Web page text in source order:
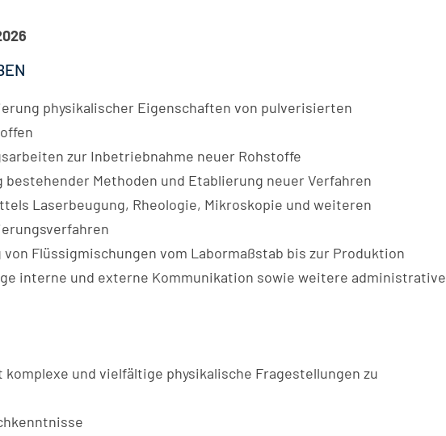
physikalischer Eigenschaften von pulverisierten
zur Inbetriebnahme neuer Rohstoffe
bestehender Methoden und Etablierung neuer Verfahren
Laserbeugung, Rheologie, Mikroskopie und weiteren
Flüssigmischungen vom Labormaßstab bis zur Produktion
interne und externe Kommunikation sowie weitere administrative
und vielfältige physikalische Fragestellungen zu